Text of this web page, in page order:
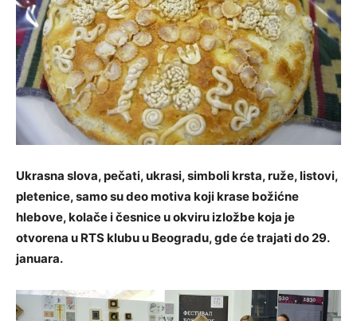
Ukrasna slova, pečati, ukrasi, simboli krsta, ruže, listovi,
pletenice, samo su deo motiva koji krase božićne
hlebove, kolače i česnice u okviru izložbe koja je
otvorena u RTS klubu u Beogradu, gde će trajati do 29.
januara.